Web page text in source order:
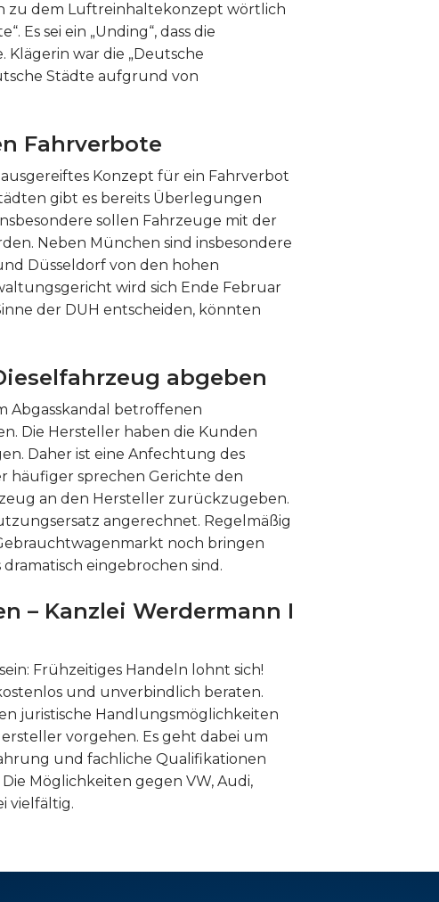
zu dem Luftreinhaltekonzept wörtlich
Es sei ein „Unding“, dass die
Klägerin war die „Deutsche
Städte aufgrund von
Fahrverbote
Konzept für ein Fahrverbot
gibt es bereits Überlegungen
sollen Fahrzeuge mit der
Neben München sind insbesondere
Düsseldorf von den hohen
wird sich Ende Februar
der DUH entscheiden, könnten
abgeben
Abgasskandal betroffenen
Die Hersteller haben die Kunden
Daher ist eine Anfechtung des
häufiger sprechen Gerichte den
an den Hersteller zurückzugeben.
angerechnet. Regelmäßig
noch bringen
eingebrochen sind.
– Kanzlei Werdermann I
Frühzeitiges Handeln lohnt sich!
und unverbindlich beraten.
juristische Handlungsmöglichkeiten
vorgehen. Es geht dabei um
und fachliche Qualifikationen
Möglichkeiten gegen VW, Audi,
vielfältig.